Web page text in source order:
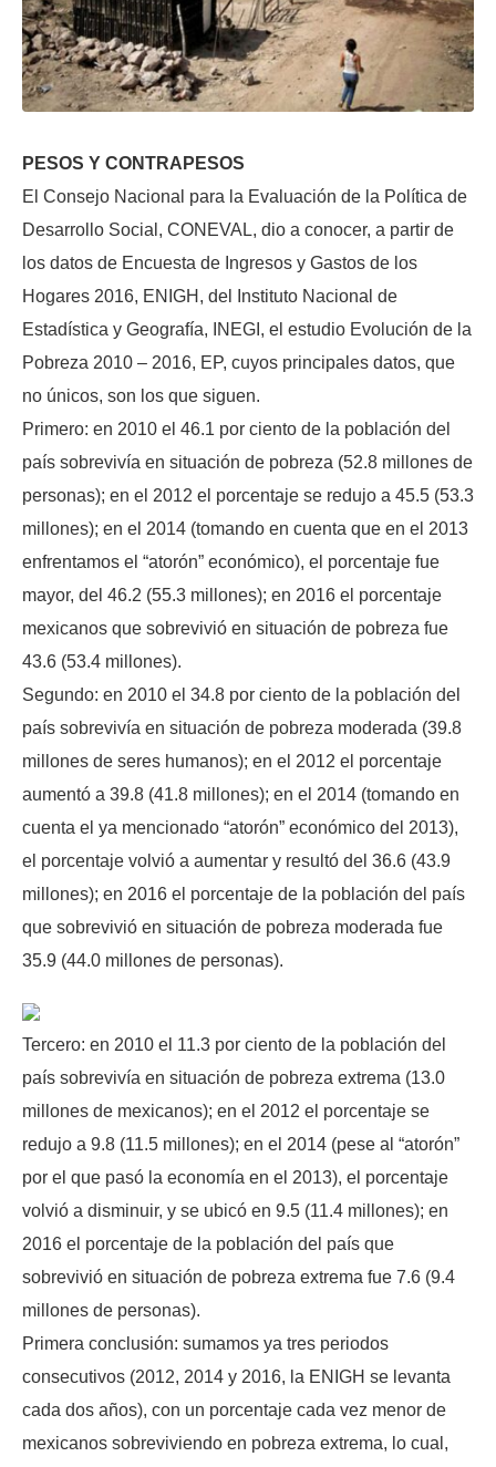
PESOS Y CONTRAPESOS
El Consejo Nacional para la Evaluación de la Política de
Desarrollo Social, CONEVAL, dio a conocer, a partir de
los datos de Encuesta de Ingresos y Gastos de los
Hogares 2016, ENIGH, del Instituto Nacional de
Estadística y Geografía, INEGI, el estudio Evolución de la
Pobreza 2010 – 2016, EP, cuyos principales datos, que
no únicos, son los que siguen.
Primero: en 2010 el 46.1 por ciento de la población del
país sobrevivía en situación de pobreza (52.8 millones de
personas); en el 2012 el porcentaje se redujo a 45.5 (53.3
millones); en el 2014 (tomando en cuenta que en el 2013
enfrentamos el “atorón” económico), el porcentaje fue
mayor, del 46.2 (55.3 millones); en 2016 el porcentaje
mexicanos que sobrevivió en situación de pobreza fue
43.6 (53.4 millones).
Segundo: en 2010 el 34.8 por ciento de la población del
país sobrevivía en situación de pobreza moderada (39.8
millones de seres humanos); en el 2012 el porcentaje
aumentó a 39.8 (41.8 millones); en el 2014 (tomando en
cuenta el ya mencionado “atorón” económico del 2013),
el porcentaje volvió a aumentar y resultó del 36.6 (43.9
millones); en 2016 el porcentaje de la población del país
que sobrevivió en situación de pobreza moderada fue
35.9 (44.0 millones de personas).
Tercero: en 2010 el 11.3 por ciento de la población del
país sobrevivía en situación de pobreza extrema (13.0
millones de mexicanos); en el 2012 el porcentaje se
redujo a 9.8 (11.5 millones); en el 2014 (pese al “atorón”
por el que pasó la economía en el 2013), el porcentaje
volvió a disminuir, y se ubicó en 9.5 (11.4 millones); en
2016 el porcentaje de la población del país que
sobrevivió en situación de pobreza extrema fue 7.6 (9.4
millones de personas).
Primera conclusión: sumamos ya tres periodos
consecutivos (2012, 2014 y 2016, la ENIGH se levanta
cada dos años), con un porcentaje cada vez menor de
mexicanos sobreviviendo en pobreza extrema, lo cual,